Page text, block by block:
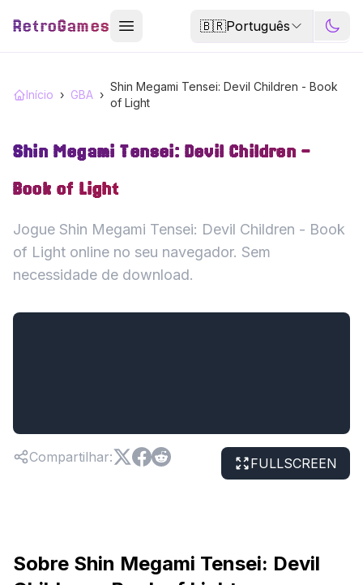
RetroGames 🇧🇷Português
Início › GBA ›
Shin Megami Tensei: Devil Children - Book
of Light
Shin Megami Tensei: Devil Children -
Book of Light
Jogue Shin Megami Tensei: Devil Children - Book
of Light online no seu navegador. Sem
necessidade de download.
Compartilhar: FULLSCREEN
Sobre Shin Megami Tensei: Devil